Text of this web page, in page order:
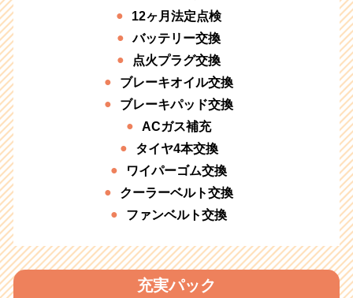
12ヶ月法定点検
バッテリー交換
点火プラグ交換
ブレーキオイル交換
ブレーキパッド交換
ACガス補充
タイヤ4本交換
ワイパーゴム交換
クーラーベルト交換
ファンベルト交換
充実パック